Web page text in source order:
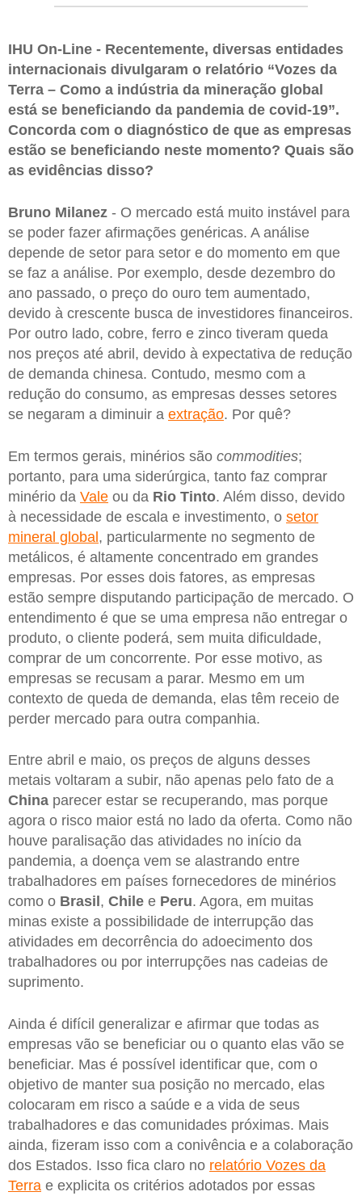
IHU On-Line - Recentemente, diversas entidades
internacionais divulgaram o relatório “Vozes da
Terra – Como a indústria da mineração global
está se beneficiando da pandemia de covid-19”.
Concorda com o diagnóstico de que as empresas
estão se beneficiando neste momento? Quais são
as evidências disso?
Bruno Milanez - O mercado está muito instável para
se poder fazer afirmações genéricas. A análise
depende de setor para setor e do momento em que
se faz a análise. Por exemplo, desde dezembro do
ano passado, o preço do ouro tem aumentado,
devido à crescente busca de investidores financeiros.
Por outro lado, cobre, ferro e zinco tiveram queda
nos preços até abril, devido à expectativa de redução
de demanda chinesa. Contudo, mesmo com a
redução do consumo, as empresas desses setores
se negaram a diminuir a extração. Por quê?
Em termos gerais, minérios são commodities;
portanto, para uma siderúrgica, tanto faz comprar
minério da Vale ou da Rio Tinto. Além disso, devido
à necessidade de escala e investimento, o setor
mineral global, particularmente no segmento de
metálicos, é altamente concentrado em grandes
empresas. Por esses dois fatores, as empresas
estão sempre disputando participação de mercado. O
entendimento é que se uma empresa não entregar o
produto, o cliente poderá, sem muita dificuldade,
comprar de um concorrente. Por esse motivo, as
empresas se recusam a parar. Mesmo em um
contexto de queda de demanda, elas têm receio de
perder mercado para outra companhia.
Entre abril e maio, os preços de alguns desses
metais voltaram a subir, não apenas pelo fato de a
China parecer estar se recuperando, mas porque
agora o risco maior está no lado da oferta. Como não
houve paralisação das atividades no início da
pandemia, a doença vem se alastrando entre
trabalhadores em países fornecedores de minérios
como o Brasil , Chile e Peru. Agora, em muitas
minas existe a possibilidade de interrupção das
atividades em decorrência do adoecimento dos
trabalhadores ou por interrupções nas cadeias de
suprimento.
Ainda é difícil generalizar e afirmar que todas as
empresas vão se beneficiar ou o quanto elas vão se
beneficiar. Mas é possível identificar que, com o
objetivo de manter sua posição no mercado, elas
colocaram em risco a saúde e a vida de seus
trabalhadores e das comunidades próximas. Mais
ainda, fizeram isso com a conivência e a colaboração
dos Estados. Isso fica claro no relatório Vozes da
Terra e explicita os critérios adotados por essas